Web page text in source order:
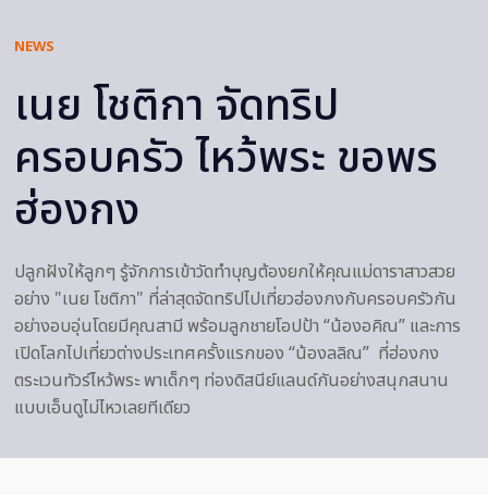
NEWS
เนย โชติกา จัดทริป
ครอบครัว ไหว้พระ ขอพร
ฮ่องกง
ปลูกฝังให้ลูกๆ รู้จักการเข้าวัดทำบุญต้องยกให้คุณแม่ดาราสาวสวย
อย่าง "เนย โชติกา" ที่ล่าสุดจัดทริปไปเที่ยวฮ่องกงกับครอบครัวกัน
อย่างอบอุ่นโดยมีคุณสามี พร้อมลูกชายโอปป้า “น้องอคิณ” และการ
เปิดโลกไปเที่ยวต่างประเทศครั้งแรกของ “น้องลลิณ” ที่ฮ่องกง
ตระเวนทัวร์ไหว้พระ พาเด็กๆ ท่องดิสนีย์แลนด์กันอย่างสนุกสนาน
แบบเอ็นดูไม่ไหวเลยทีเดียว